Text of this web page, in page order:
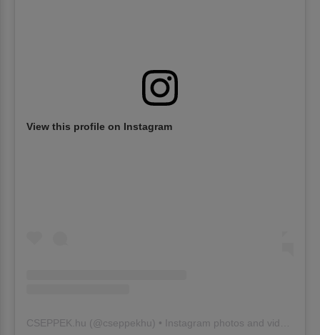
View this profile on Instagram
CSEPPEK.hu (@cseppekhu ) • Instagram photos and videos